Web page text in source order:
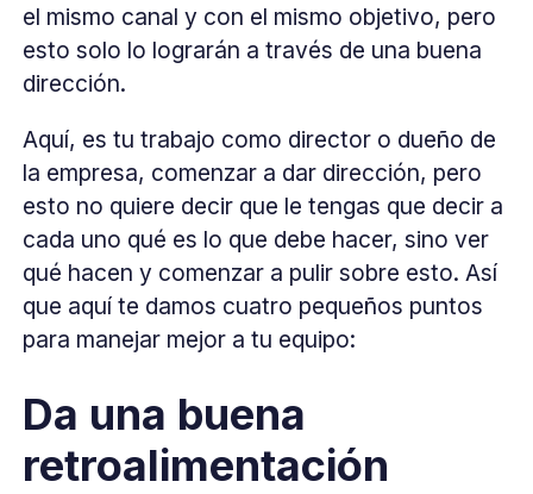
el mismo canal y con el mismo objetivo, pero
esto solo lo lograrán a través de una buena
dirección.
Aquí, es tu trabajo como director o dueño de
la empresa, comenzar a dar dirección, pero
esto no quiere decir que le tengas que decir a
cada uno qué es lo que debe hacer, sino ver
qué hacen y comenzar a pulir sobre esto. Así
que aquí te damos cuatro pequeños puntos
para manejar mejor a tu equipo:
Da una buena
retroalimentación